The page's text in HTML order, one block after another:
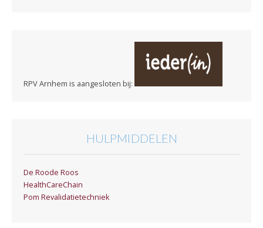
RPV Arnhem is aangesloten bij:
HULPMIDDELEN
De Roode Roos
HealthCareChain
Pom Revalidatietechniek